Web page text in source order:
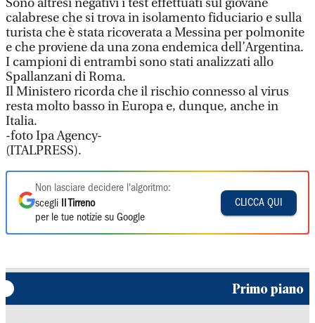
Sono altresì negativi i test effettuati sul giovane
calabrese che si trova in isolamento fiduciario e sulla
turista che è stata ricoverata a Messina per polmonite
e che proviene da una zona endemica dell’Argentina.
I campioni di entrambi sono stati analizzati allo
Spallanzani di Roma.
Il Ministero ricorda che il rischio connesso al virus
resta molto basso in Europa e, dunque, anche in
Italia.
-foto Ipa Agency-
(ITALPRESS).
Non lasciare decidere l'algoritmo:
scegli
Il Tirreno
per le tue notizie su Google
CLICCA QUI
Primo piano